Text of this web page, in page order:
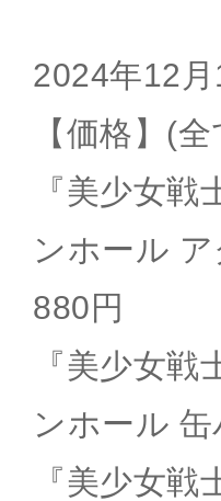
2024年12
【価格】(
『美少女
ンホール
880円
『美少女
ンホール
『美少女